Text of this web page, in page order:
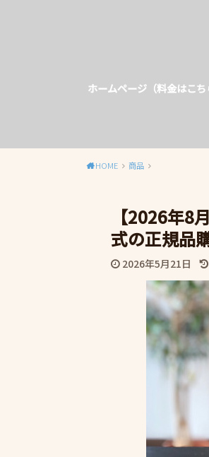
ホームページ（料金はこち
HOME 商品
【2026年8
式の正規品
2026年5月21日